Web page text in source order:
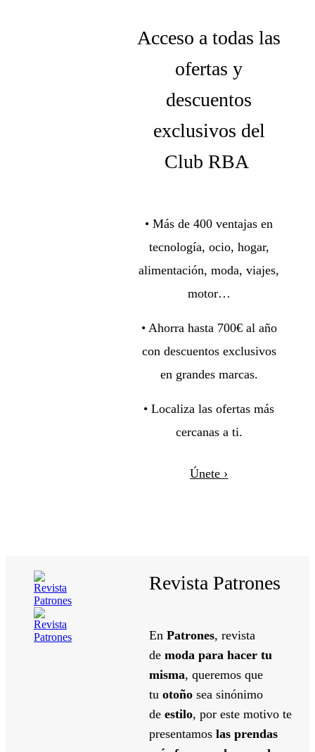
Acceso a todas las
ofertas y
descuentos
exclusivos del
Club RBA
• Más de 400 ventajas en
tecnología, ocio, hogar,
alimentación, moda, viajes,
motor…
• Ahorra hasta 700€ al año
con descuentos exclusivos
en grandes marcas.
• Localiza las ofertas más
cercanas a ti.
Únete ›
Revista Patrones
En Patrones, revista
de moda para hacer tu
misma, queremos que
tu otoño sea sinónimo
de estilo, por este motivo te
presentamos las prendas